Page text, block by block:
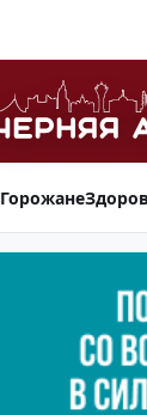
Горожане